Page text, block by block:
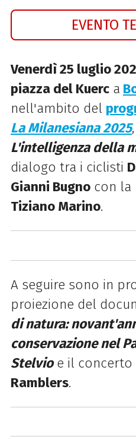
EVENTO
Venerdì 25 luglio
piazza del Kuerca
nell'ambito del
La Milanesiana 2025
L'intelligenza della
dialogo tra i ciclisti
Gianni Bugnocon la
Tiziano Marino.
A seguire sono in
proiezione del
di natura:
conservazione nel
Stelvioe il concerto
Ramblers.